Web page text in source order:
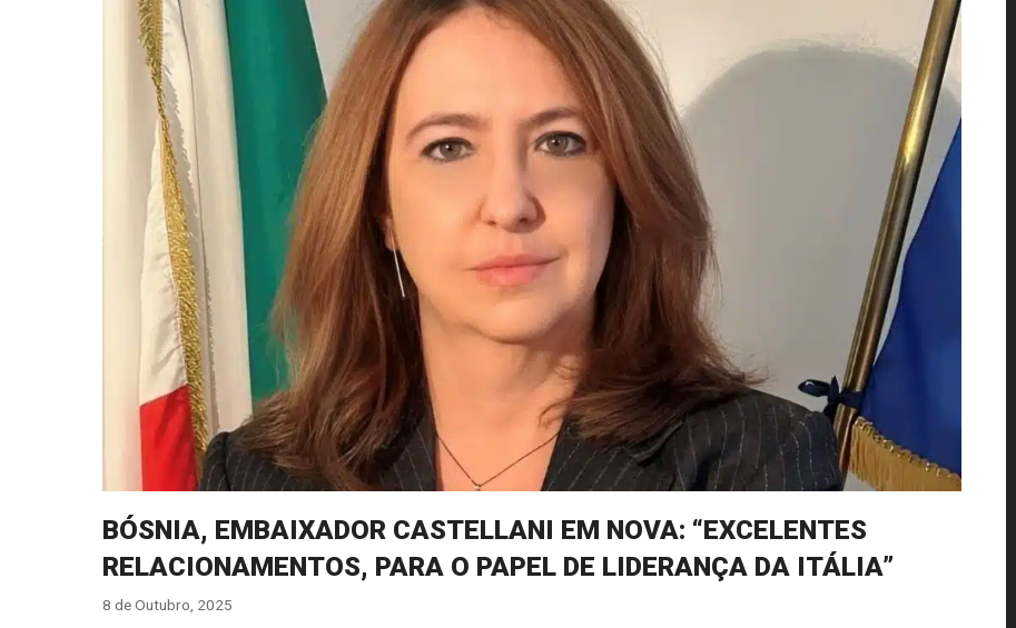
BÓSNIA, EMBAIXADOR CASTELLANI EM NOVA: “EXCELENTES
RELACIONAMENTOS, PARA O PAPEL DE LIDERANÇA DA ITÁLIA”
8 de Outubro, 2025